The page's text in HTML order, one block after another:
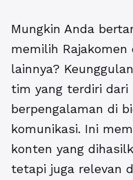
Mungkin Anda
memilih Rajakomen
lainnya?
tim yang terdiri dari
berpengalaman di
komunikasi. Ini
konten yang
tetapi juga relevan